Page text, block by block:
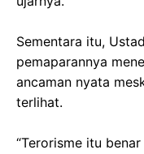
Sementara itu,
pemaparannya
ancaman nyata
terlihat.
“Terorisme itu